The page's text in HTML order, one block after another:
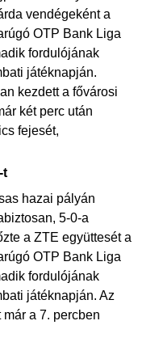
vendégeként a
OTP Bank Liga
fordulójának
játéknapján.
kezdett a fővárosi
két perc után
fejesét,
t
hazai pályán
5-0-a
a ZTE együttesét a
OTP Bank Liga
fordulójának
játéknapján. Az
a 7. percben